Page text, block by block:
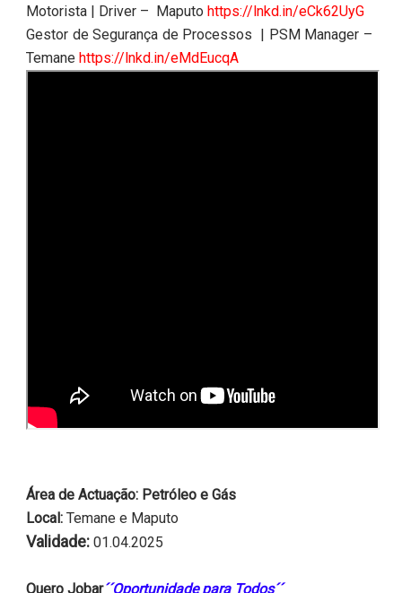
Motorista | Driver – Maputo https://lnkd.in/eCk62UyG
Gestor de Segurança de Processos | PSM Manager –
Temane https://lnkd.in/eMdEucqA
Área de Actuação: Petróleo e Gás
Local:Temane e Maputo
Validade:01.04.2025
Quero Jobar´´Oportunidade para Todos´´